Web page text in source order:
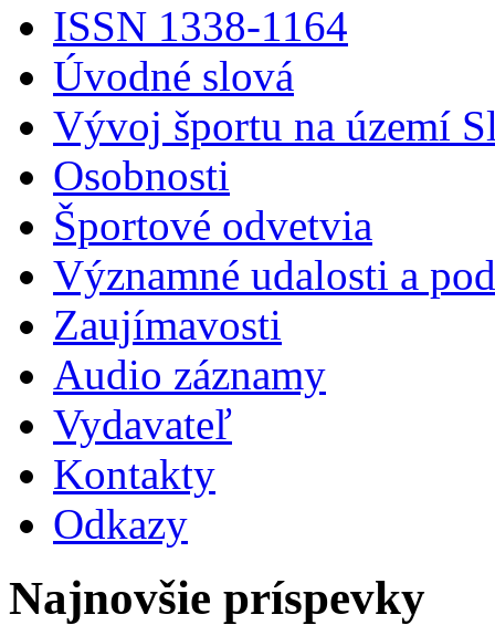
ISSN 1338-1164
Úvodné slová
Vývoj športu na území
Osobnosti
Športové odvetvia
Významné udalosti a
Zaujímavosti
Audio záznamy
Vydavateľ
Kontakty
Odkazy
Najnovšie príspevky